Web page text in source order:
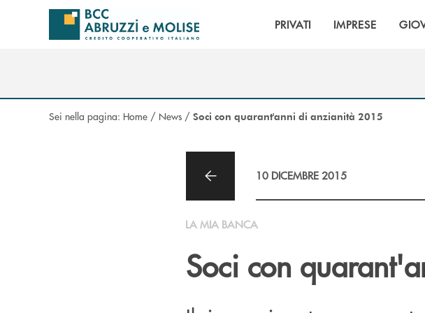
Salta al contenuto principale
PRIVATI IMPRESE
Sei nella pagina: Home / News / Soci con quarant'anni di anzianità 2015
10 DICEMBRE 2015
LA MIA BANCA
Soci con